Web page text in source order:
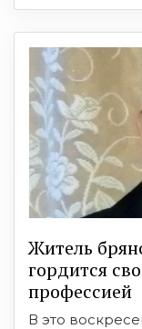
Житель
гордится
профессией
В это